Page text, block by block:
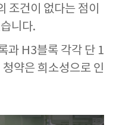
조건이 없다는 점이
니다.
과 H3블록 각각 단 1
약은 희소성으로 인